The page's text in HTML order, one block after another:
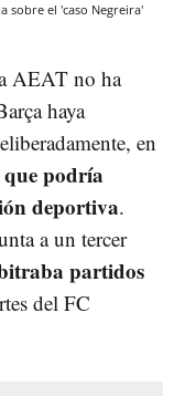
sobre el 'caso Negreira'
AEAT no ha
haya
en
podría
deportiva.
a un tercer
partidos
del FC